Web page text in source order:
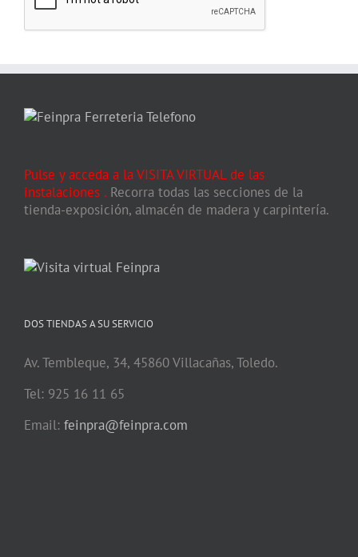
Pulse y acceda a la VISITA VIRTUAL de las
instalaciones . Recorra todas las secciones de la
tienda-exposición, almacén de madera y carpintería.
DOS TIENDAS A SU SERVICIO
Av. Tembleque, 34, 45860 Villacañas, Toledo.
Tel: 925 16 11 65
Email: feinpra@feinpra.com